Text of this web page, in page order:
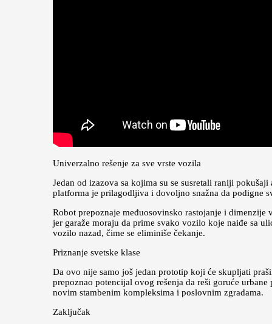
Univerzalno rešenje za sve vrste vozila
Jedan od izazova sa kojima su se susretali raniji
platforma je prilagodljiva i dovoljno snažna da podigne
Robot prepoznaje međuosovinsko rastojanje i
jer garaže moraju da prime svako vozilo koje naiđe sa
vozilo nazad, čime se eliminiše čekanje.
Priznanje svetske klase
Da ovo nije samo još jedan prototip koji će skupljati
prepoznao potencijal ovog rešenja da reši goruće
novim stambenim kompleksima i poslovnim zgradama.
Zaključak